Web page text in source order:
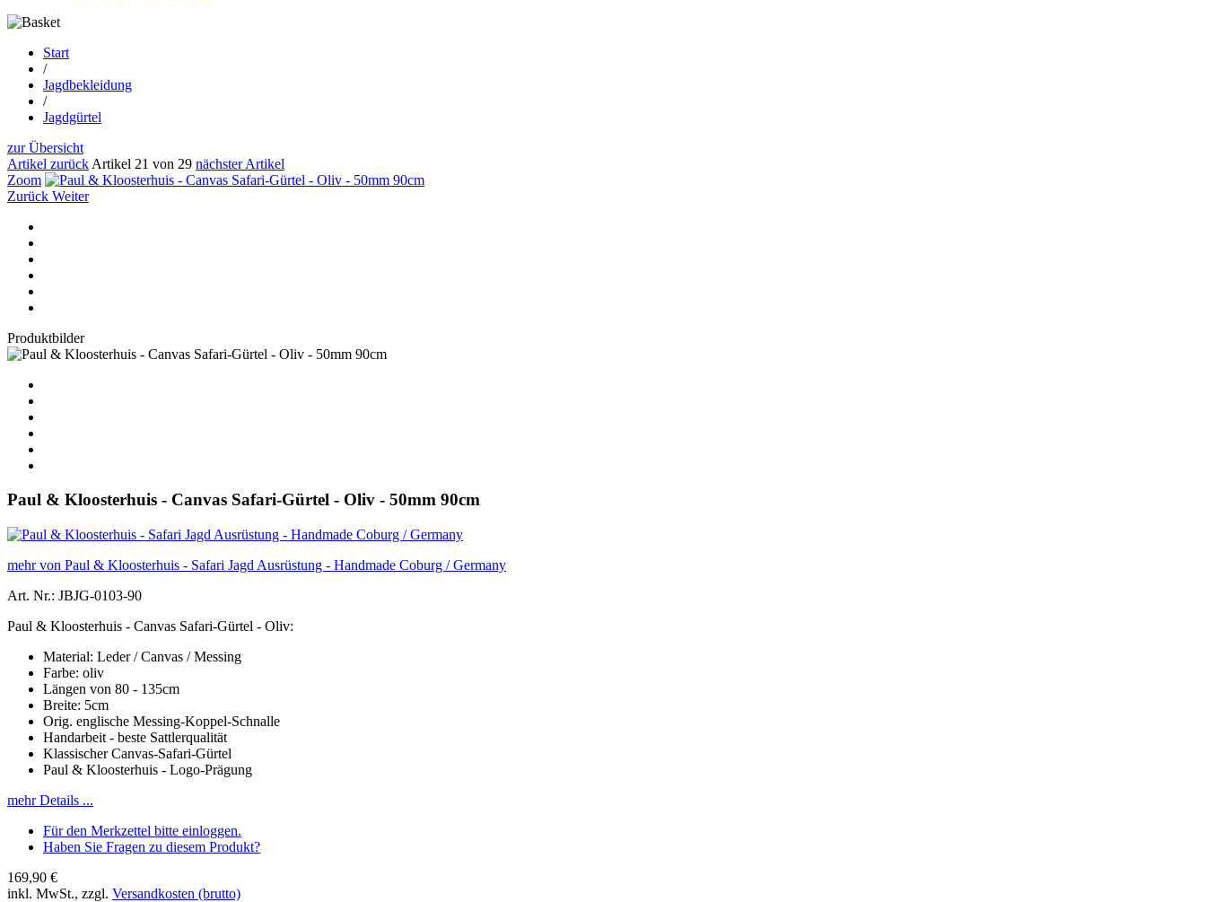
Start
/
Jagdbekleidung
/
Jagdgürtel
zur Übersicht
Artikel zurück Artikel 21 von 29 nächster Artikel
Zoom
Zurück Weiter
Produktbilder
Paul & Kloosterhuis - Canvas Safari-Gürtel - Oliv - 50mm 90cm
mehr von Paul & Kloosterhuis - Safari Jagd Ausrüstung - Handmade Coburg / Germany
Art. Nr.: JBJG-0103-90
Paul & Kloosterhuis - Canvas Safari-Gürtel - Oliv:
Material: Leder / Canvas / Messing
Farbe: oliv
Längen von 80 - 135cm
Breite: 5cm
Orig. englische Messing-Koppel-Schnalle
Handarbeit - beste Sattlerqualität
Klassischer Canvas-Safari-Gürtel
Paul & Kloosterhuis - Logo-Prägung
mehr Details ...
Für den Merkzettel bitte einloggen.
Haben Sie Fragen zu diesem Produkt?
169,90 €
inkl. MwSt., zzgl. Versandkosten (brutto)